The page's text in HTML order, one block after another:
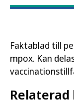
Faktablad till
mpox. Kan
Relaterad